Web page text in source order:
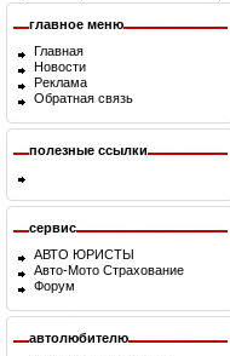
главное меню
Главная
Новости
Реклама
Обратная связь
полезные ссылки
сервис
АВТО ЮРИСТЫ
Авто-Мото Страхование
Форум
автолюбителю